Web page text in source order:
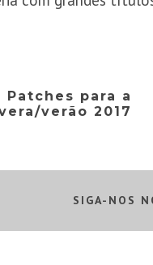
para a
verão 2017
SIGA-NOS